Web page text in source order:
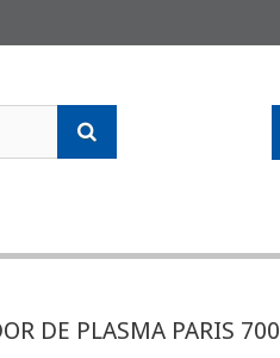
DE PLASMA PARIS 700